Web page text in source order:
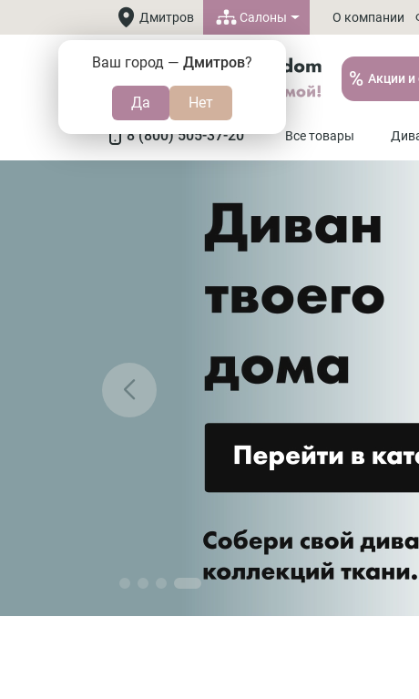
Дмитров
Ваш город — Дмитров?
Салоны О компании
% Акции и
8 (800) 505-37-20 Все товары